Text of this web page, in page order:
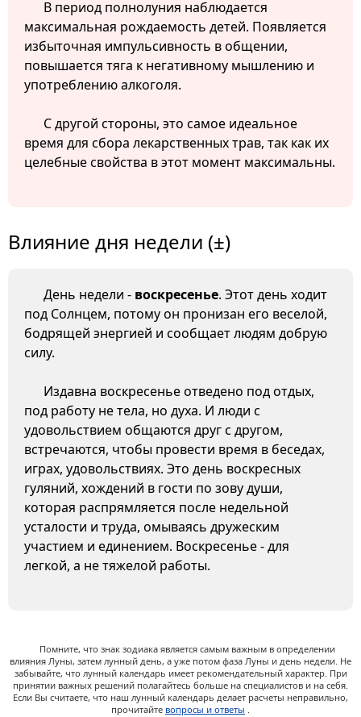
В период полнолуния наблюдается
максимальная рождаемость детей. Появляется
избыточная импульсивность в общении,
повышается тяга к негативному мышлению и
употреблению алкоголя.
С другой стороны, это самое идеальное
время для сбора лекарственных трав, так как их
целебные свойства в этот момент максимальны.
Влияние дня недели (±)
День недели - воскресенье. Этот день ходит
под Солнцем, потому он пронизан его веселой,
бодрящей энергией и сообщает людям добрую
силу.
Издавна воскресенье отведено под отдых,
под работу не тела, но духа. И люди с
удовольствием общаются друг с другом,
встречаются, чтобы провести время в беседах,
играх, удовольствиях. Это день воскресных
гуляний, хождений в гости по зову души,
которая распрямляется после недельной
усталости и труда, омываясь дружеским
участием и единением. Воскресенье - для
легкой, а не тяжелой работы.
Помните, что знак зодиака является самым важным в определении
влияния Луны, затем лунный день, а уже потом фаза Луны и день недели. Не
забывайте, что лунный календарь имеет рекомендательный характер. При
принятии важных решений полагайтесь больше на специалистов и на себя.
Если Вы считаете, что наш лунный календарь делает расчеты неправильно,
прочитайте вопросы и ответы .